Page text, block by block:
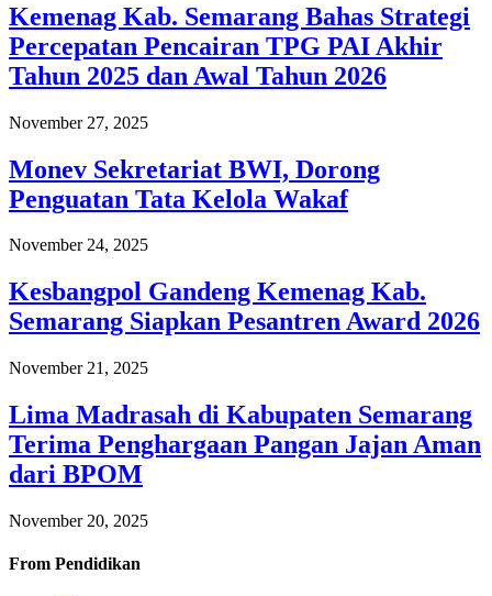
Kemenag Kab. Semarang Bahas Strategi
Percepatan Pencairan TPG PAI Akhir
Tahun 2025 dan Awal Tahun 2026
November 27, 2025
Monev Sekretariat BWI, Dorong
Penguatan Tata Kelola Wakaf
November 24, 2025
Kesbangpol Gandeng Kemenag Kab.
Semarang Siapkan Pesantren Award 2026
November 21, 2025
Lima Madrasah di Kabupaten Semarang
Terima Penghargaan Pangan Jajan Aman
dari BPOM
November 20, 2025
From Pendidikan